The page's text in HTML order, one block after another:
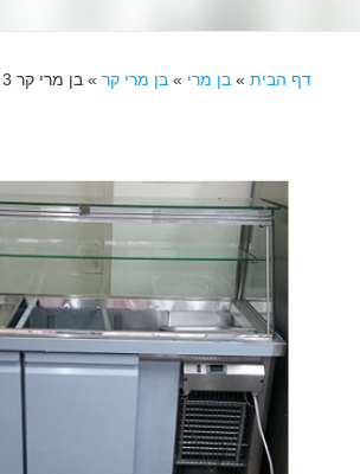
דף הבית » בן מרי » בן מרי קר »